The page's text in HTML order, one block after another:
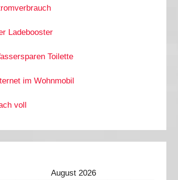
Ladebooster
Toilette
im Wohnmobil
voll
August 2026